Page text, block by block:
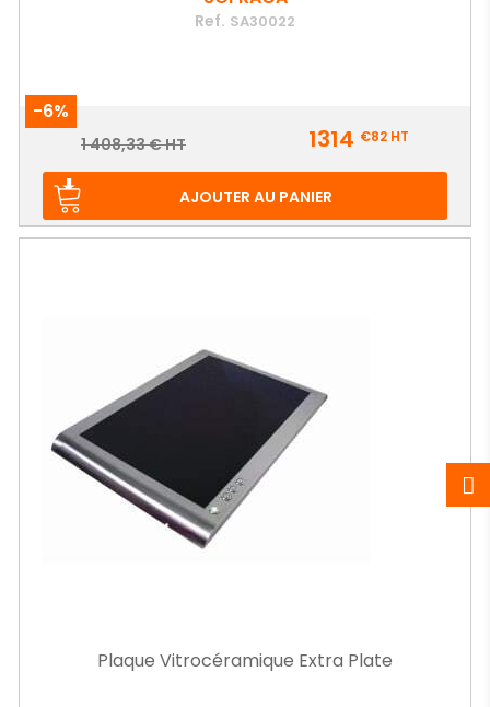
Ref. SA30022
-6%
Prix
Prix
1 408,33 € HT 1314 €82 HT
AJOUTER AU PANIER
Plaque Vitrocéramique Extra Plate